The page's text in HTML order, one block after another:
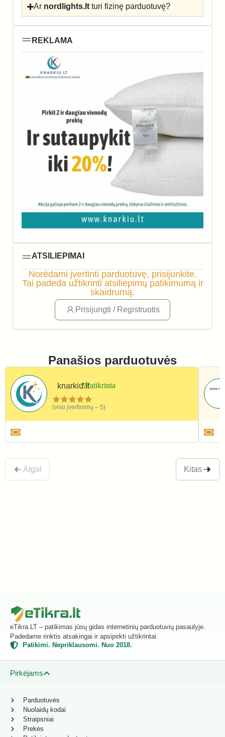
Ar nordlights.lt turi fizinę parduotuvę?
REKLAMA
ATSILIEPIMAI
Norėdami įvertinti parduotuvę, prisijunkite.
Tai padeda užtikrinti atsiliepimų patikimumą ir
skaidrumą.
Prisijungti / Registruotis
Panašios parduotuvės
knarkiu.lt
(viso įvertinimų – 5)
Atgal Kitas
eTikra.LT – patikimas jūsų gidas internetinių parduotuvių pasaulyje.
Padedame rinktis atsakingai ir apsipirkti užtikrintai.
Patikimi. Nepriklausomi. Nuo 2018.
Pirkėjams
Parduotuvės
Nuolaidų kodai
Straipsniai
Prekės